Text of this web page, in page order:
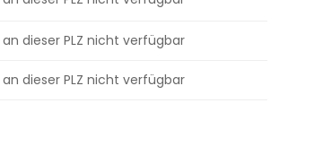
an dieser PLZ nicht verfügbar
an dieser PLZ nicht verfügbar